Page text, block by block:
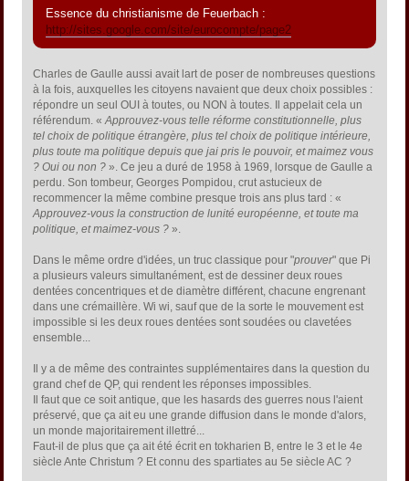
Essence du christianisme de Feuerbach :
http://sites.google.com/site/eurocompte/page2
Charles de Gaulle aussi avait lart de poser de nombreuses questions
à la fois, auxquelles les citoyens navaient que deux choix possibles :
répondre un seul OUI à toutes, ou NON à toutes. Il appelait cela un
référendum. « Approuvez-vous telle réforme constitutionnelle, plus
tel choix de politique étrangère, plus tel choix de politique intérieure,
plus toute ma politique depuis que jai pris le pouvoir, et maimez vous
? Oui ou non ? ». Ce jeu a duré de 1958 à 1969, lorsque de Gaulle a
perdu. Son tombeur, Georges Pompidou, crut astucieux de
recommencer la même combine presque trois ans plus tard : «
Approuvez-vous la construction de lunité européenne, et toute ma
politique, et maimez-vous ? ».
Dans le même ordre d'idées, un truc classique pour "prouver" que Pi
a plusieurs valeurs simultanément, est de dessiner deux roues
dentées concentriques et de diamètre différent, chacune engrenant
dans une crémaillère. Wi wi, sauf que de la sorte le mouvement est
impossible si les deux roues dentées sont soudées ou clavetées
ensemble...
Il y a de même des contraintes supplémentaires dans la question du
grand chef de QP, qui rendent les réponses impossibles.
Il faut que ce soit antique, que les hasards des guerres nous l'aient
préservé, que ça ait eu une grande diffusion dans le monde d'alors,
un monde majoritairement illettré...
Faut-il de plus que ça ait été écrit en tokharien B, entre le 3 et le 4e
siècle Ante Christum ? Et connu des spartiates au 5e siècle AC ?